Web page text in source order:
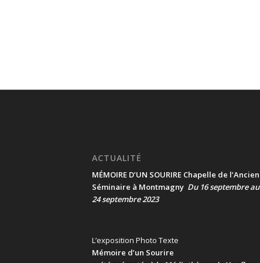
ACTUALITÉ
MÉMOIRE D’UN SOURIRE Chapelle de l’Ancien
Séminaire à Montmagny Du 16 septembre au
24 septembre 2023
L’exposition Photo Texte
Mémoire d’un Sourire